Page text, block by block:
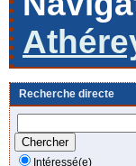
Recherche directe
Intéressé(e)